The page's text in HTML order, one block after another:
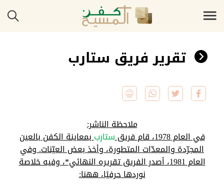
تقرير فريق ستارب
ملاحظة الناشر:
في العام 1978، قام فريق
ستارببمعاينة الكفن بالعين
المجرّدة والمعدّات المتطورة، وأخذ بعض العيّنات. وفي
العام 1981، أصدر الفريق تقريره النهائي*، وفيه خلاصة
نوردها حرفيًا، ههنا: